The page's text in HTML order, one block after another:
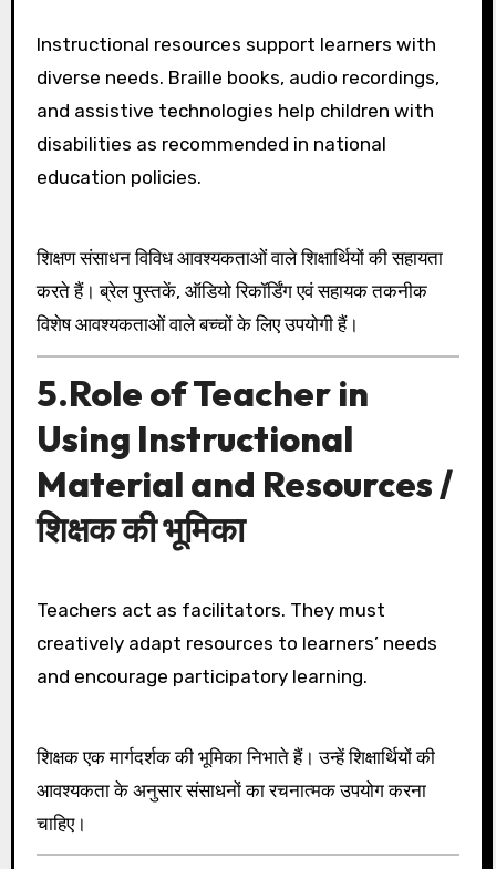
Instructional resources support learners with
diverse needs. Braille books, audio recordings,
and assistive technologies help children with
disabilities as recommended in national
education policies.
शिक्षण संसाधन विविध आवश्यकताओं वाले शिक्षार्थियों की सहायता
करते हैं। ब्रेल पुस्तकें, ऑडियो रिकॉर्डिंग एवं सहायक तकनीक
विशेष आवश्यकताओं वाले बच्चों के लिए उपयोगी हैं।
5.Role of Teacher in
Using Instructional
Material and Resources /
शिक्षक की भूमिका
Teachers act as facilitators. They must
creatively adapt resources to learners’ needs
and encourage participatory learning.
शिक्षक एक मार्गदर्शक की भूमिका निभाते हैं। उन्हें शिक्षार्थियों की
आवश्यकता के अनुसार संसाधनों का रचनात्मक उपयोग करना
चाहिए।